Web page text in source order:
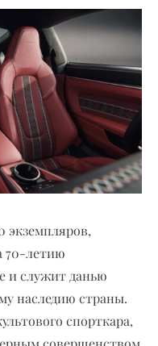
экземпляров,
70-летию
и служит данью
наследию страны.
спорткара,